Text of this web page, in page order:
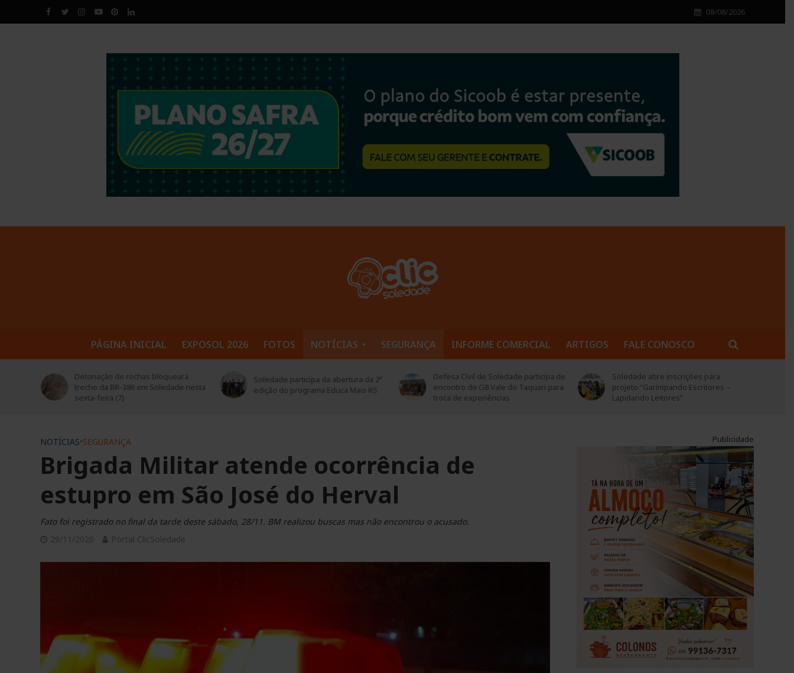
08/08/2026
PÁGINA INICIAL EXPOSOL 2026 FOTOS NOTÍCIAS SEGURANÇA INFORME COMERCIAL ARTIGOS FALE CONOSCO
Detonação de rochas bloqueará
trecho da BR-386 em Soledade nesta
sexta-feira (7)
Soledade participa da abertura da 2ª
edição do programa Educa Mais RS
Defesa Civil de Soledade participa de
encontro do G8 Vale do Taquari para
troca de experiências
Soledade abre inscrições para
projeto “Garimpando Escritores –
Lapidando Leitores”
NOTÍCIAS•SEGURANÇA
Brigada Militar atende ocorrência de
estupro em São José do Herval
Fato foi registrado no final da tarde deste sábado, 28/11. BM realizou buscas mas não encontrou o acusado.
29/11/2020
Portal ClicSoledade
Publicidade